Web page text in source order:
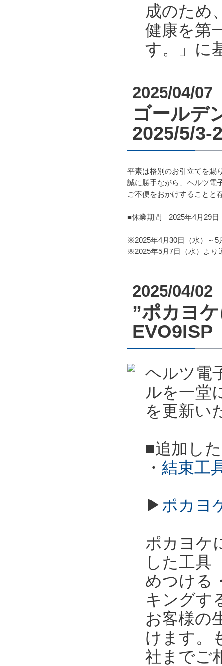
成のため
健康を第
す。」に
2025/04/07
ゴールデ
2025/5/3-
平素は格別のお引立てを賜
誠に勝手ながら、ヘルツ電
ご不便をおかけすることと
■休業期間 2025年4月29日
※2025年4月30日（水）～5
※2025年5月7日（水）より
2025/04/02
”ポカヨ
EVO9ISP
ヘルツ電
ルを一堂
を更新い
■追加し
・ 結束工
▶ポカヨ
ポカヨケ
した工具
めつける
キングす
お客様の
けます。
社までご